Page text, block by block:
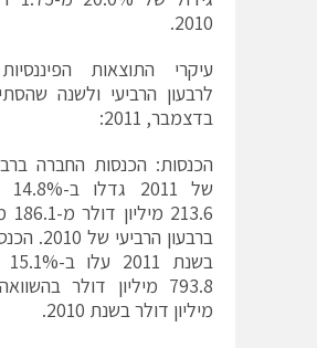
2010.
בדצמבר, 2011:
הכנסות: הכנסות החברה
ברבעון
מיליון דולר בשנת 2010.